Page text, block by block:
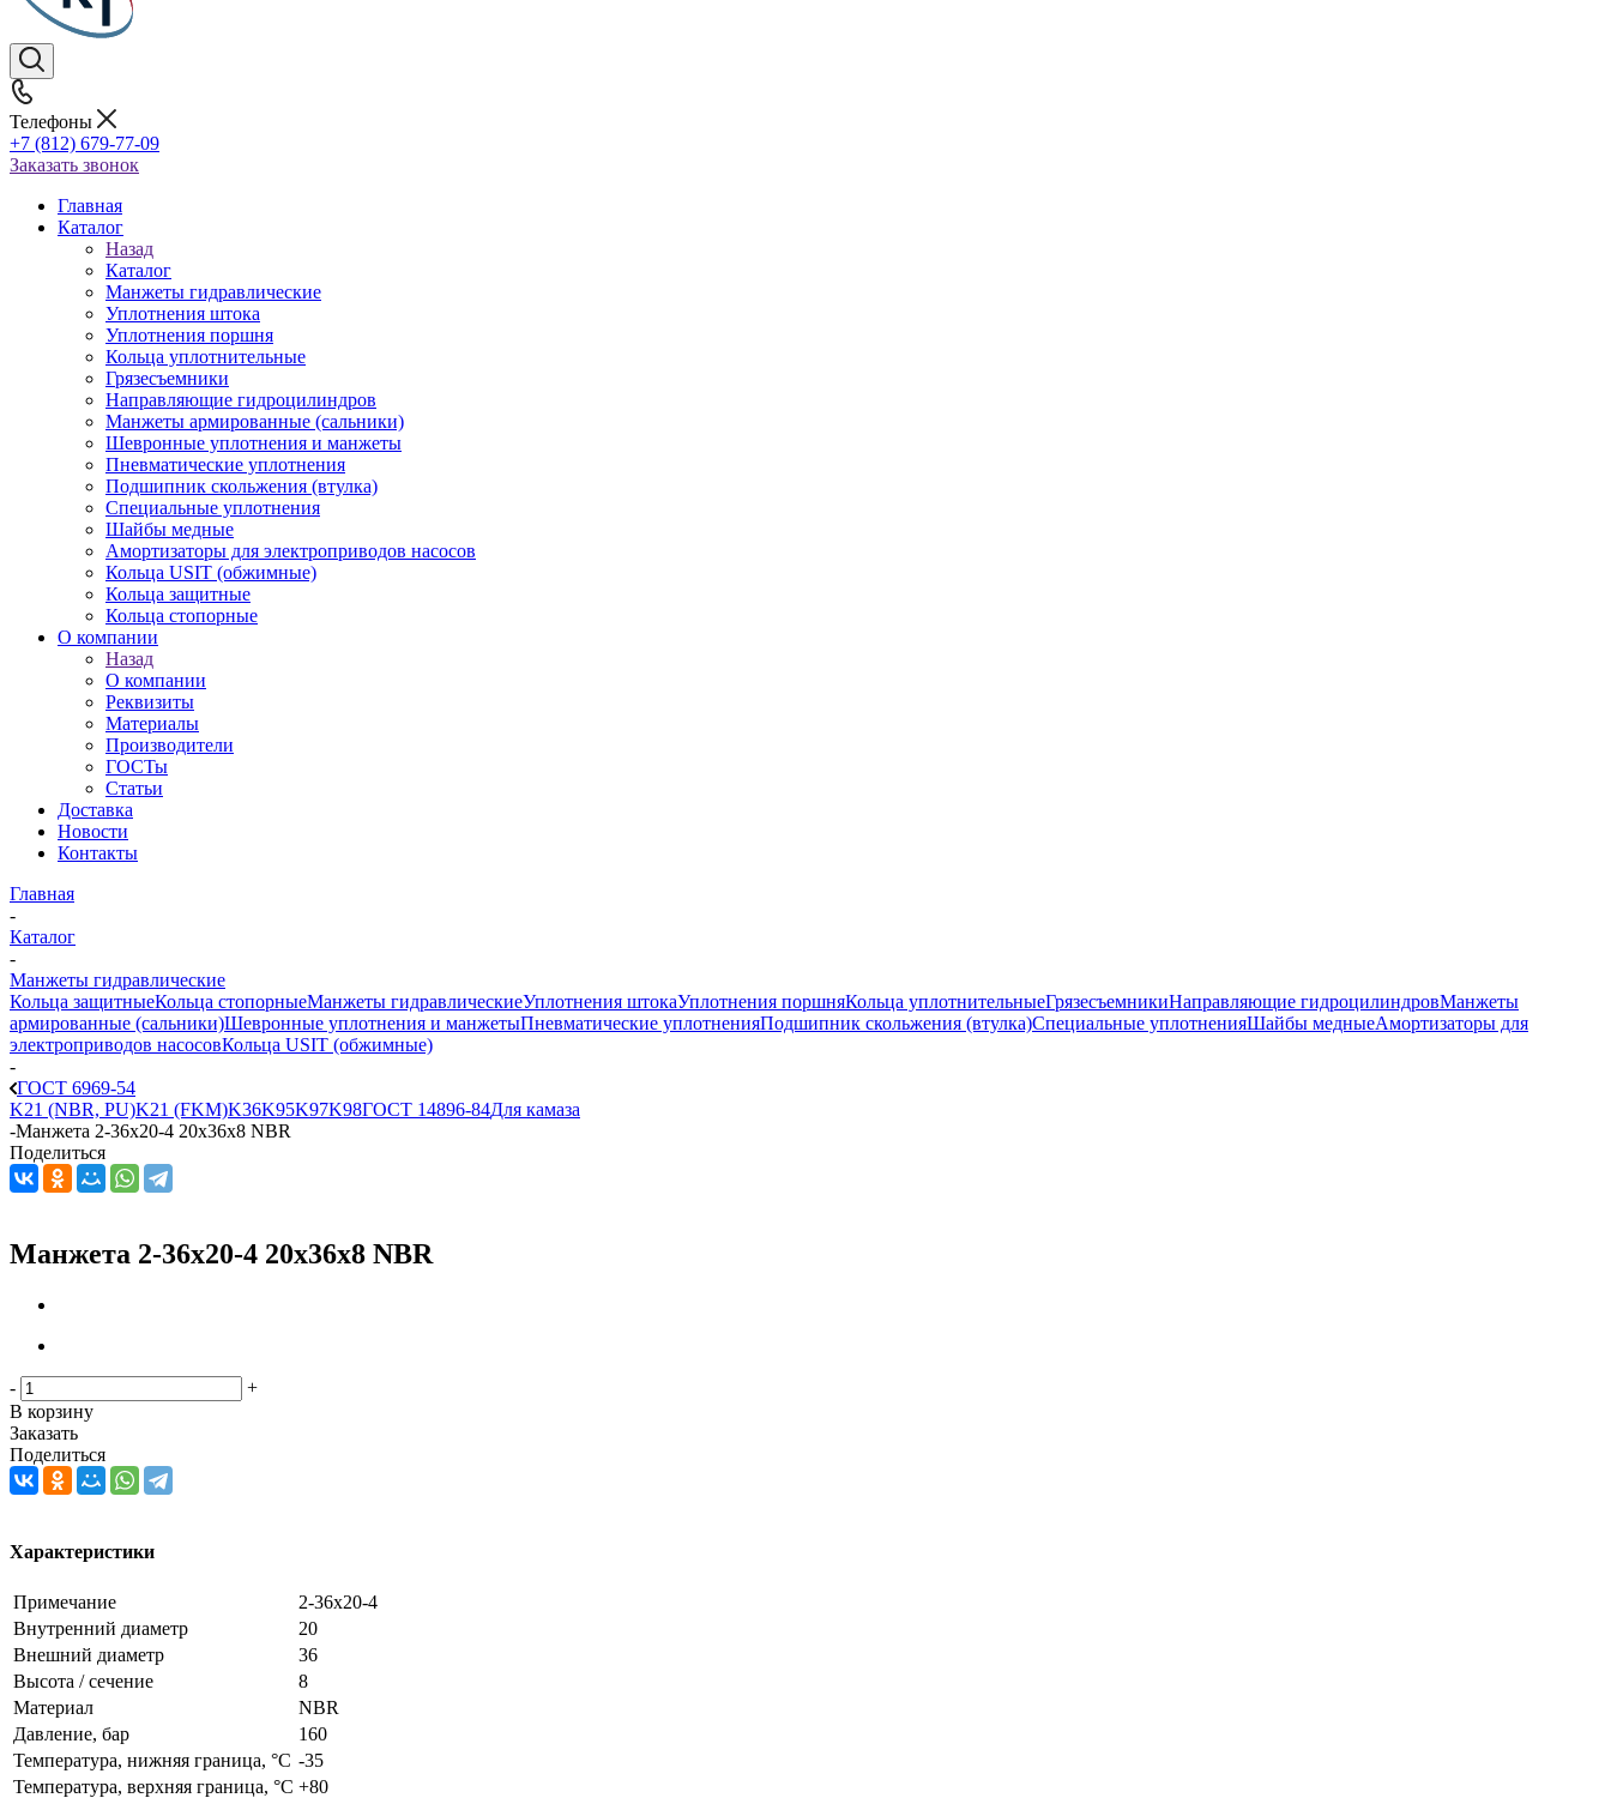
Телефоны
+7 (812) 679-77-09
Заказать звонок
Главная
Каталог
Назад
Каталог
Манжеты гидравлические
Уплотнения штока
Уплотнения поршня
Кольца уплотнительные
Грязесъемники
Направляющие гидроцилиндров
Манжеты армированные (сальники)
Шевронные уплотнения и манжеты
Пневматические уплотнения
Подшипник скольжения (втулка)
Специальные уплотнения
Шайбы медные
Амортизаторы для электроприводов насосов
Кольца USIT (обжимные)
Кольца защитные
Кольца стопорные
О компании
Назад
О компании
Реквизиты
Материалы
Производители
ГОСТы
Статьи
Доставка
Новости
Контакты
Главная
-
Каталог
-
Манжеты гидравлические
Кольца защитныеКольца стопорныеМанжеты гидравлическиеУплотнения штокаУплотнения поршняКольца уплотнительныеГрязесъемникиНаправляющие гидроцилиндровМанжеты
армированные (сальники)Шевронные уплотнения и манжетыПневматические уплотненияПодшипник скольжения (втулка)Специальные уплотненияШайбы медныеАмортизаторы для
электроприводов насосовКольца USIT (обжимные)
-
ГОСТ 6969-54
K21 (NBR, PU)K21 (FKM)K36K95K97K98ГОСТ 14896-84Для камаза
-Манжета 2-36х20-4 20x36x8 NBR
Поделиться
Манжета 2-36х20-4 20x36x8 NBR
-
+
В корзину
Заказать
Поделиться
Характеристики
Примечание
2-36х20-4
Внутренний диаметр
20
Внешний диаметр
36
Высота / сечение
8
Материал
NBR
Давление, бар
160
Температура, нижняя граница, °C -35
Температура, верхняя граница, °C +80